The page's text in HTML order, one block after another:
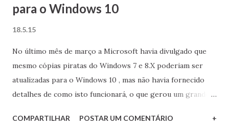
para o Windows 10
18.5.15
No último mês de março a Microsoft havia divulgado que
mesmo cópias piratas do Windows 7 e 8.X poderiam ser
atualizadas para o Windows 10 , mas não havia fornecido
detalhes de como isto funcionará, o que gerou um grande
finalmente se manifestou sobre como será este
COMPARTILHAR POSTAR UM COMENTÁRIO +